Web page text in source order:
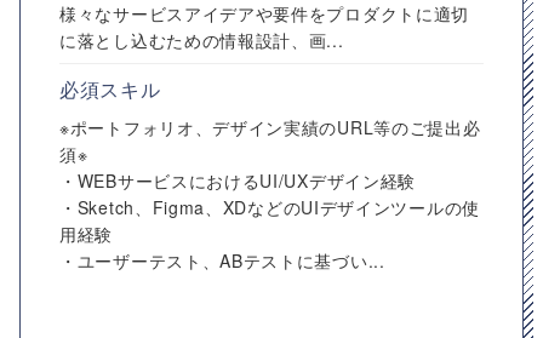
様々なサービスアイデアや要件をプロダクトに適切
に落とし込むための情報設計、画...
必須スキル
※ポートフォリオ、デザイン実績のURL等のご提出必
須※
・WEBサービスにおけるUI/UXデザイン経験
・Sketch、Figma、XDなどのUIデザインツールの使
用経験
・ユーザーテスト、ABテストに基づい...